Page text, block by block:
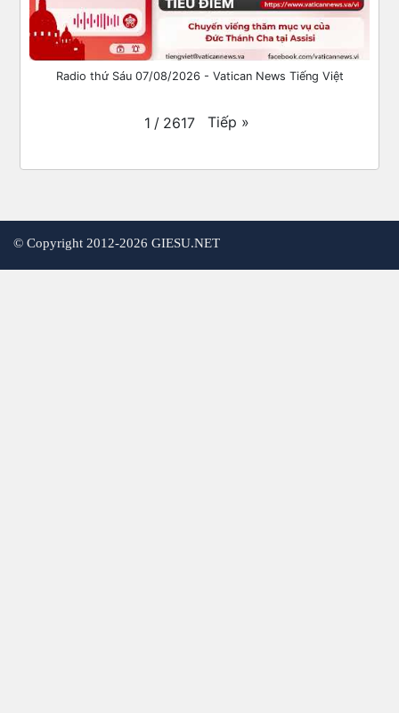
Radio thứ Sáu 07/08/2026 - Vatican News Tiếng Việt
1 / 2617 Tiếp »
© Copyright 2012-2026 GIESU.NET